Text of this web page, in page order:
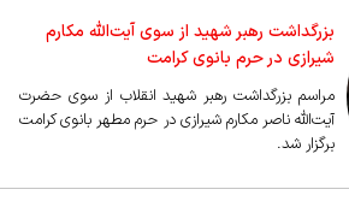
بزرگداشت رهبر شهید از سوی آیت‌الله مکارم
شیرازی در حرم بانوی کرامت
مراسم بزرگداشت رهبر شهید انقلاب از سوی حضرت
آیت‌الله ناصر مکارم شیرازی در حرم مطهر بانوی کرامت
برگزار شد.